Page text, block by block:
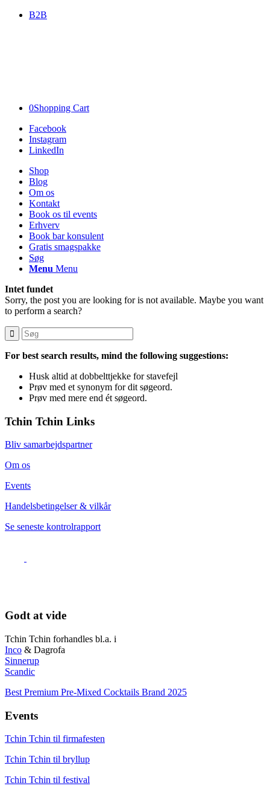
B2B
0Shopping Cart
Facebook
Instagram
LinkedIn
Shop
Blog
Om os
Kontakt
Book os til events
Erhverv
Book bar konsulent
Gratis smagspakke
Søg
Menu Menu
Intet fundet
Sorry, the post you are looking for is not available. Maybe you want
to perform a search?
For best search results, mind the following suggestions:
Husk altid at dobbelttjekke for stavefejl
Prøv med et synonym for dit søgeord.
Prøv med mere end ét søgeord.
Tchin Tchin Links
Bliv samarbejdspartner
Om os
Events
Handelsbetingelser & vilkår
Se seneste kontrolrapport
Godt at vide
Tchin Tchin forhandles bl.a. i
Inco & Dagrofa
Sinnerup
Scandic
Best Premium Pre-Mixed Cocktails Brand 2025
Events
Tchin Tchin til firmafesten
Tchin Tchin til bryllup
Tchin Tchin til festival